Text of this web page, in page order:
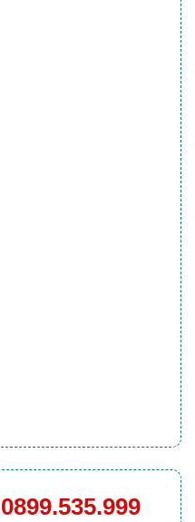
0899.535.999